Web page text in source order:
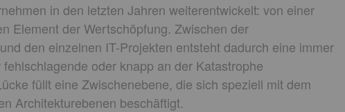
in den letzten Jahren weiterentwickelt: von einer
Element der Wertschöpfung. Zwischen der
den einzelnen IT-Projekten entsteht dadurch eine immer
oder knapp an der Katastrophe
füllt eine Zwischenebene, die sich speziell mit dem
Architekturebenen beschäftigt.